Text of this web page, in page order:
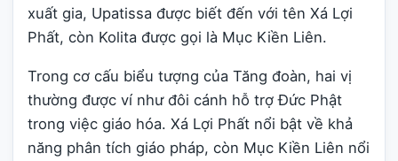
xuất gia, Upatissa được biết đến với tên Xá Lợi
Phất, còn Kolita được gọi là Mục Kiền Liên.
Trong cơ cấu biểu tượng của Tăng đoàn, hai vị
thường được ví như đôi cánh hỗ trợ Đức Phật
trong việc giáo hóa. Xá Lợi Phất nổi bật về khả
năng phân tích giáo pháp, còn Mục Kiền Liên nổi